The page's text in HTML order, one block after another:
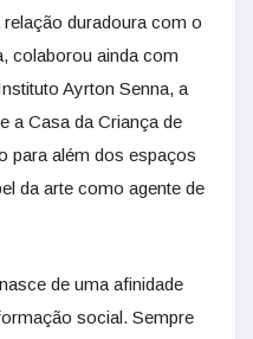
duradoura com o
colaborou ainda com
Ayrton Senna, a
a Casa da Criança de
para além dos espaços
da arte como agente de
de uma afinidade
social. Sempre